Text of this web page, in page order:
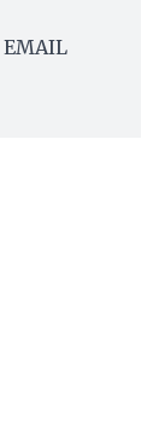
EMAIL